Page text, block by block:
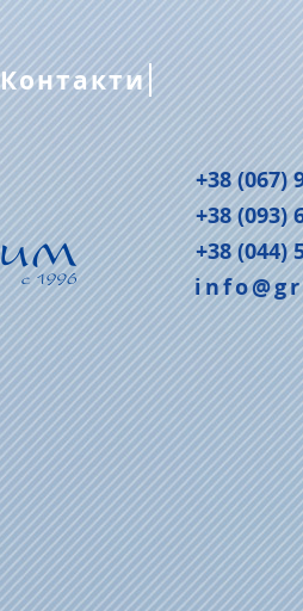
Контакти
+38 (067)
+38 (093)
+38 (044)